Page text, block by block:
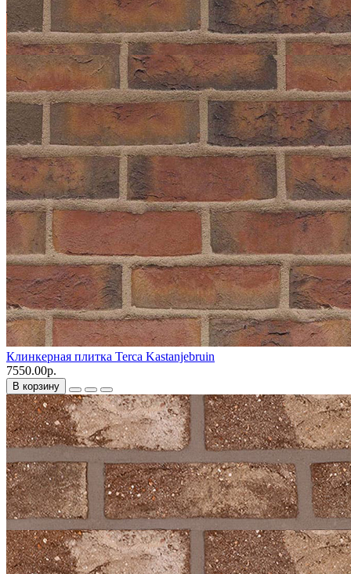
Клинкерная плитка Terca Kastanjebruin
7550.00р.
В корзину